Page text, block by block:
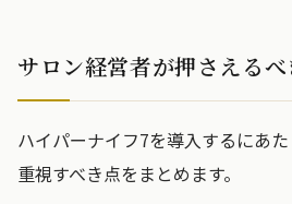
サロン経営者が押さえる
ハイパーナイフ7を導入するにあ
重視すべき点をまとめます。